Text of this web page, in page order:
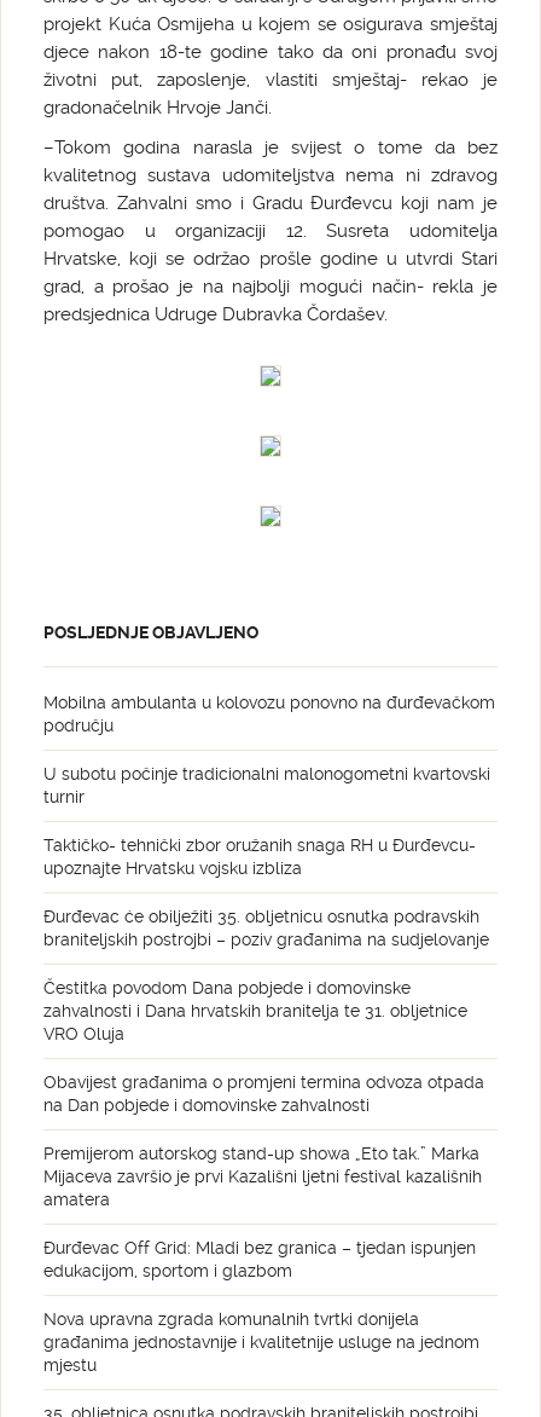
projekt Kuća Osmijeha u kojem se osigurava smještaj
djece nakon 18-te godine tako da oni pronađu svoj
životni put, zaposlenje, vlastiti smještaj- rekao je
gradonačelnik Hrvoje Janči.
–Tokom godina narasla je svijest o tome da bez
kvalitetnog sustava udomiteljstva nema ni zdravog
društva. Zahvalni smo i Gradu Đurđevcu koji nam je
pomogao u organizaciji 12. Susreta udomitelja
Hrvatske, koji se održao prošle godine u utvrdi Stari
grad, a prošao je na najbolji mogući način- rekla je
predsjednica Udruge Dubravka Čordašev.
POSLJEDNJE OBJAVLJENO
Mobilna ambulanta u kolovozu ponovno na đurđevačkom
području
U subotu počinje tradicionalni malonogometni kvartovski
turnir
Taktičko- tehnički zbor oružanih snaga RH u Đurđevcu-
upoznajte Hrvatsku vojsku izbliza
Đurđevac će obilježiti 35. obljetnicu osnutka podravskih
braniteljskih postrojbi – poziv građanima na sudjelovanje
Čestitka povodom Dana pobjede i domovinske
zahvalnosti i Dana hrvatskih branitelja te 31. obljetnice
VRO Oluja
Obavijest građanima o promjeni termina odvoza otpada
na Dan pobjede i domovinske zahvalnosti
Premijerom autorskog stand-up showa „Eto tak.” Marka
Mijaceva završio je prvi Kazališni ljetni festival kazališnih
amatera
Đurđevac Off Grid: Mladi bez granica – tjedan ispunjen
edukacijom, sportom i glazbom
Nova upravna zgrada komunalnih tvrtki donijela
građanima jednostavnije i kvalitetnije usluge na jednom
mjestu